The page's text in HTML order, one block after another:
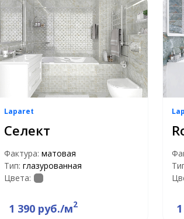
Laparet
Селект
Фактура: матовая
Тип: глазурованная
Цвета:
1 390 руб./м2